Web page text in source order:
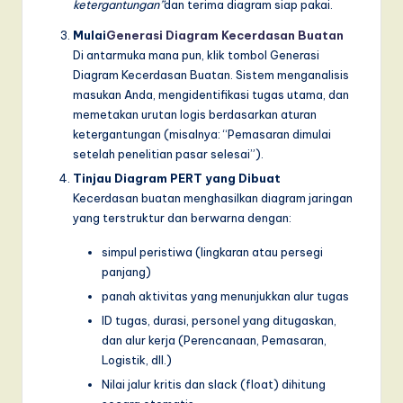
ketergantungan”dan terima diagram siap pakai.
MulaiGenerasi Diagram Kecerdasan Buatan
Di antarmuka mana pun, klik tombol Generasi
Diagram Kecerdasan Buatan. Sistem menganalisis
masukan Anda, mengidentifikasi tugas utama, dan
memetakan urutan logis berdasarkan aturan
ketergantungan (misalnya: “Pemasaran dimulai
setelah penelitian pasar selesai”).
Tinjau Diagram PERT yang Dibuat
Kecerdasan buatan menghasilkan diagram jaringan
yang terstruktur dan berwarna dengan:
simpul peristiwa (lingkaran atau persegi
panjang)
panah aktivitas yang menunjukkan alur tugas
ID tugas, durasi, personel yang ditugaskan,
dan alur kerja (Perencanaan, Pemasaran,
Logistik, dll.)
Nilai jalur kritis dan slack (float) dihitung